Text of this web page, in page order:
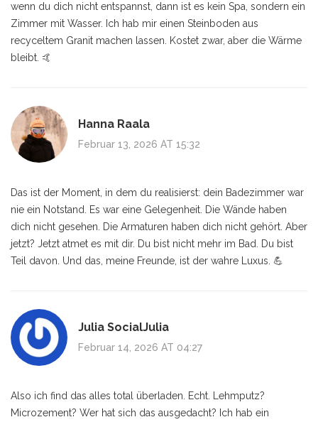
wenn du dich nicht entspannst, dann ist es kein Spa, sondern ein
Zimmer mit Wasser. Ich hab mir einen Steinboden aus
recyceltem Granit machen lassen. Kostet zwar, aber die Wärme
bleibt. 🤙
Hanna Raala
Februar 13, 2026 AT 15:32
Das ist der Moment, in dem du realisierst: dein Badezimmer war
nie ein Notstand. Es war eine Gelegenheit. Die Wände haben
dich nicht gesehen. Die Armaturen haben dich nicht gehört. Aber
jetzt? Jetzt atmet es mit dir. Du bist nicht mehr im Bad. Du bist
Teil davon. Und das, meine Freunde, ist der wahre Luxus. 💪
Julia SocialJulia
Februar 14, 2026 AT 04:27
Also ich find das alles total überladen. Echt. Lehmputz?
Microzement? Wer hat sich das ausgedacht? Ich hab ein